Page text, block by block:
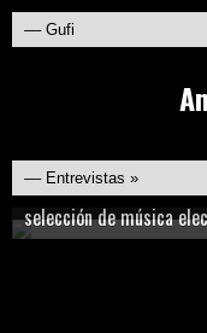
Conoce lo mejor de la
mundo!!
LLénate de sabor con
Recarga energía y vive
selección de música
Nuevos sonidos